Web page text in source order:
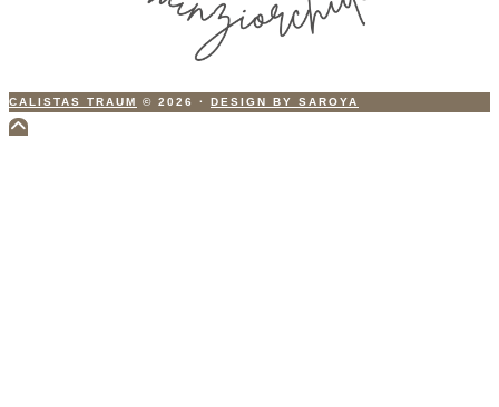
CALISTAS TRAUM © 2026 · DESIGN BY SAROYA
Scroll